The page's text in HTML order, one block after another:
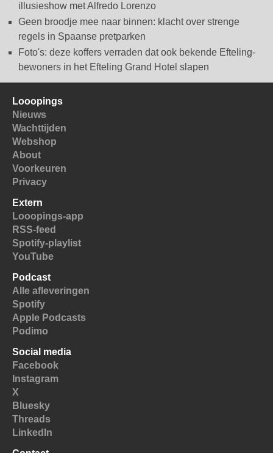
illusieshow met Alfredo Lorenzo
Geen broodje mee naar binnen: klacht over strenge
regels in Spaanse pretparken
Foto's: deze koffers verraden dat ook bekende Efteling-
bewoners in het Efteling Grand Hotel slapen
Looopings
Nieuws
Wachttijden
Webshop
About
Voorkeuren
Privacy
Extern
Looopings-app
RSS-feed
Spotify-playlist
YouTube
Podcast
Alle afleveringen
Spotify
Apple Podcasts
Podimo
Social media
Facebook
Instagram
X
Bluesky
Threads
LinkedIn